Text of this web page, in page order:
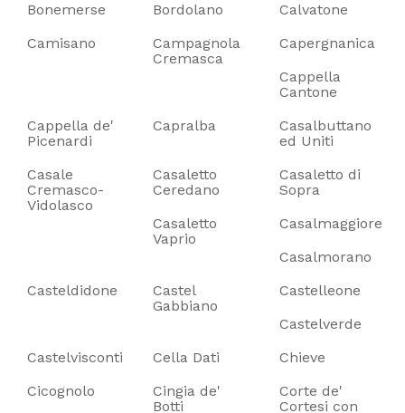
Bonemerse
Bordolano
Calvatone
Camisano
Campagnola
Cremasca
Capergnanica
Cappella
Cantone
Cappella de'
Picenardi
Capralba
Casalbuttano
ed Uniti
Casale
Cremasco-
Vidolasco
Casaletto
Ceredano
Casaletto di
Sopra
Casaletto
Vaprio
Casalmaggiore
Casalmorano
Casteldidone
Castel
Gabbiano
Castelleone
Castelverde
Castelvisconti
Cella Dati
Chieve
Cicognolo
Cingia de'
Botti
Corte de'
Cortesi con